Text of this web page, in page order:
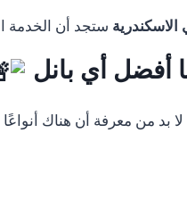
ستجد أن الخدمة
أفضل أي بانل
لا بد من معرفة أن هناك